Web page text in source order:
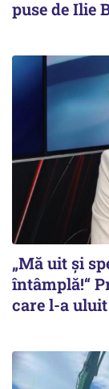
puse de Ilie
„Mă uit și
întâmplă!“
care l-a